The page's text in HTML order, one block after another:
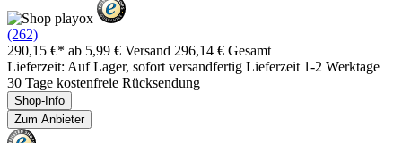
(262)
290,15 €* ab 5,99 € Versand 296,14 € Gesamt
Lieferzeit: Auf Lager, sofort versandfertig Lieferzeit 1-2 Werktage
30 Tage kostenfreie Rücksendung
Shop-Info
Zum Anbieter